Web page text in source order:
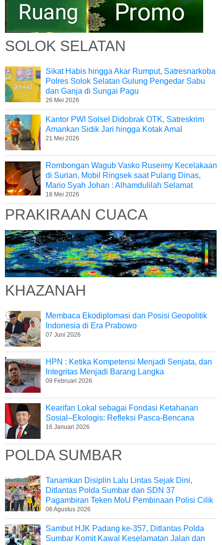
SOLOK SELATAN
Sikat Habis hingga Akar Rumput, Satresnarkoba
Polres Solok Selatan Gulung Pengedar Sabu
dan Ganja di Sungai Pagu
26 Mei 2026
Kantor PWI Solsel Didobrak OTK, Satreskrim
Amankan Sidik Jari hingga Kotak Amal
21 Mei 2026
Rombongan Wagub Vasko Ruseimy Kecelakaan
di Surian, Mobil Ringsek saat Pulang Dinas,
Mario Syah Johan : Alhamdulilah Selamat
18 Mei 2026
PRAKIRAAN CUACA
KHAZANAH
Membaca Ekodiplomasi dan Posisi Geopolitik
Indonesia di Era Prabowo
07 Juni 2026
HPN : Ketika Kompetensi Menjadi Senjata, dan
Integritas Menjadi Barang Langka
09 Februari 2026
Kearifan Lokal sebagai Fondasi Ketahanan
Sosial–Ekologis: Refleksi Pasca-Bencana
16 Januari 2026
POLDA SUMBAR
Tanamkan Disiplin Lalu Lintas Sejak Dini,
Ditlantas Polda Sumbar dan SDN 37
Pagambiran Teken MoU Pembinaan Polisi Cilik
08 Agustus 2026
Sambut HJK Padang ke-357, Ditlantas Polda
Sumbar Komit Kawal Keselamatan Jalan dan